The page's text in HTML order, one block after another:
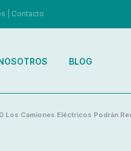
Contacto
BLOG
Los Camiones Eléctricos Podrán